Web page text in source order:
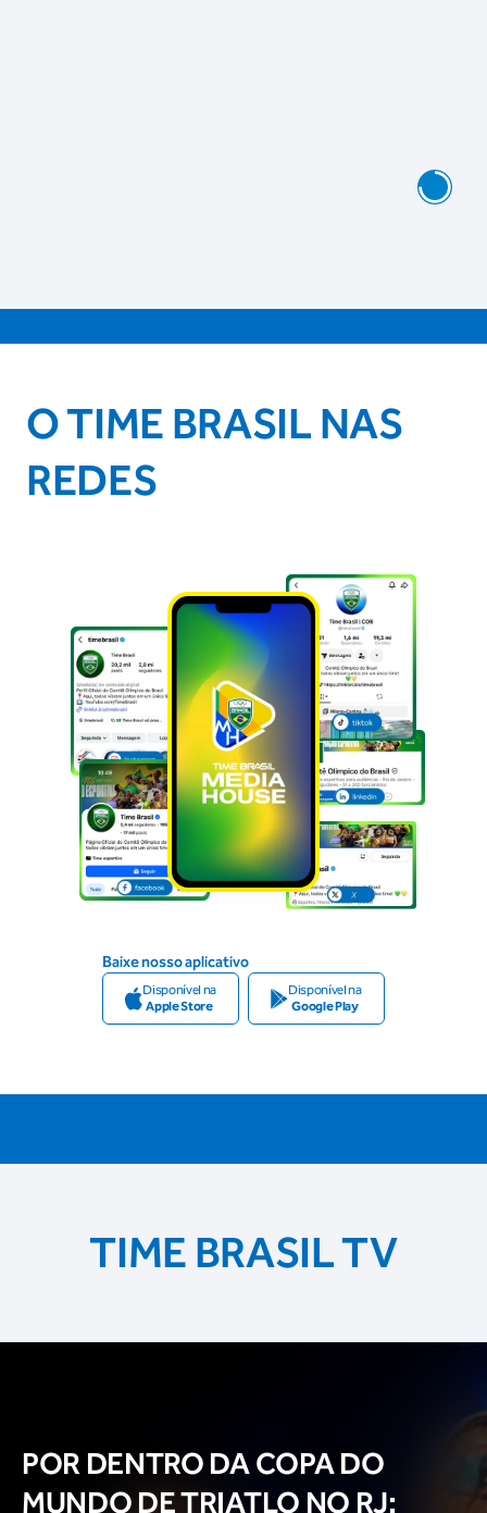
O TIME BRASIL NAS
REDES
Baixe nosso aplicativo
Disponível na
Apple Store
Disponível na
Google Play
TIME BRASIL TV
POR DENTRO DA COPA DO
MUNDO DE TRIATLO NO RJ: